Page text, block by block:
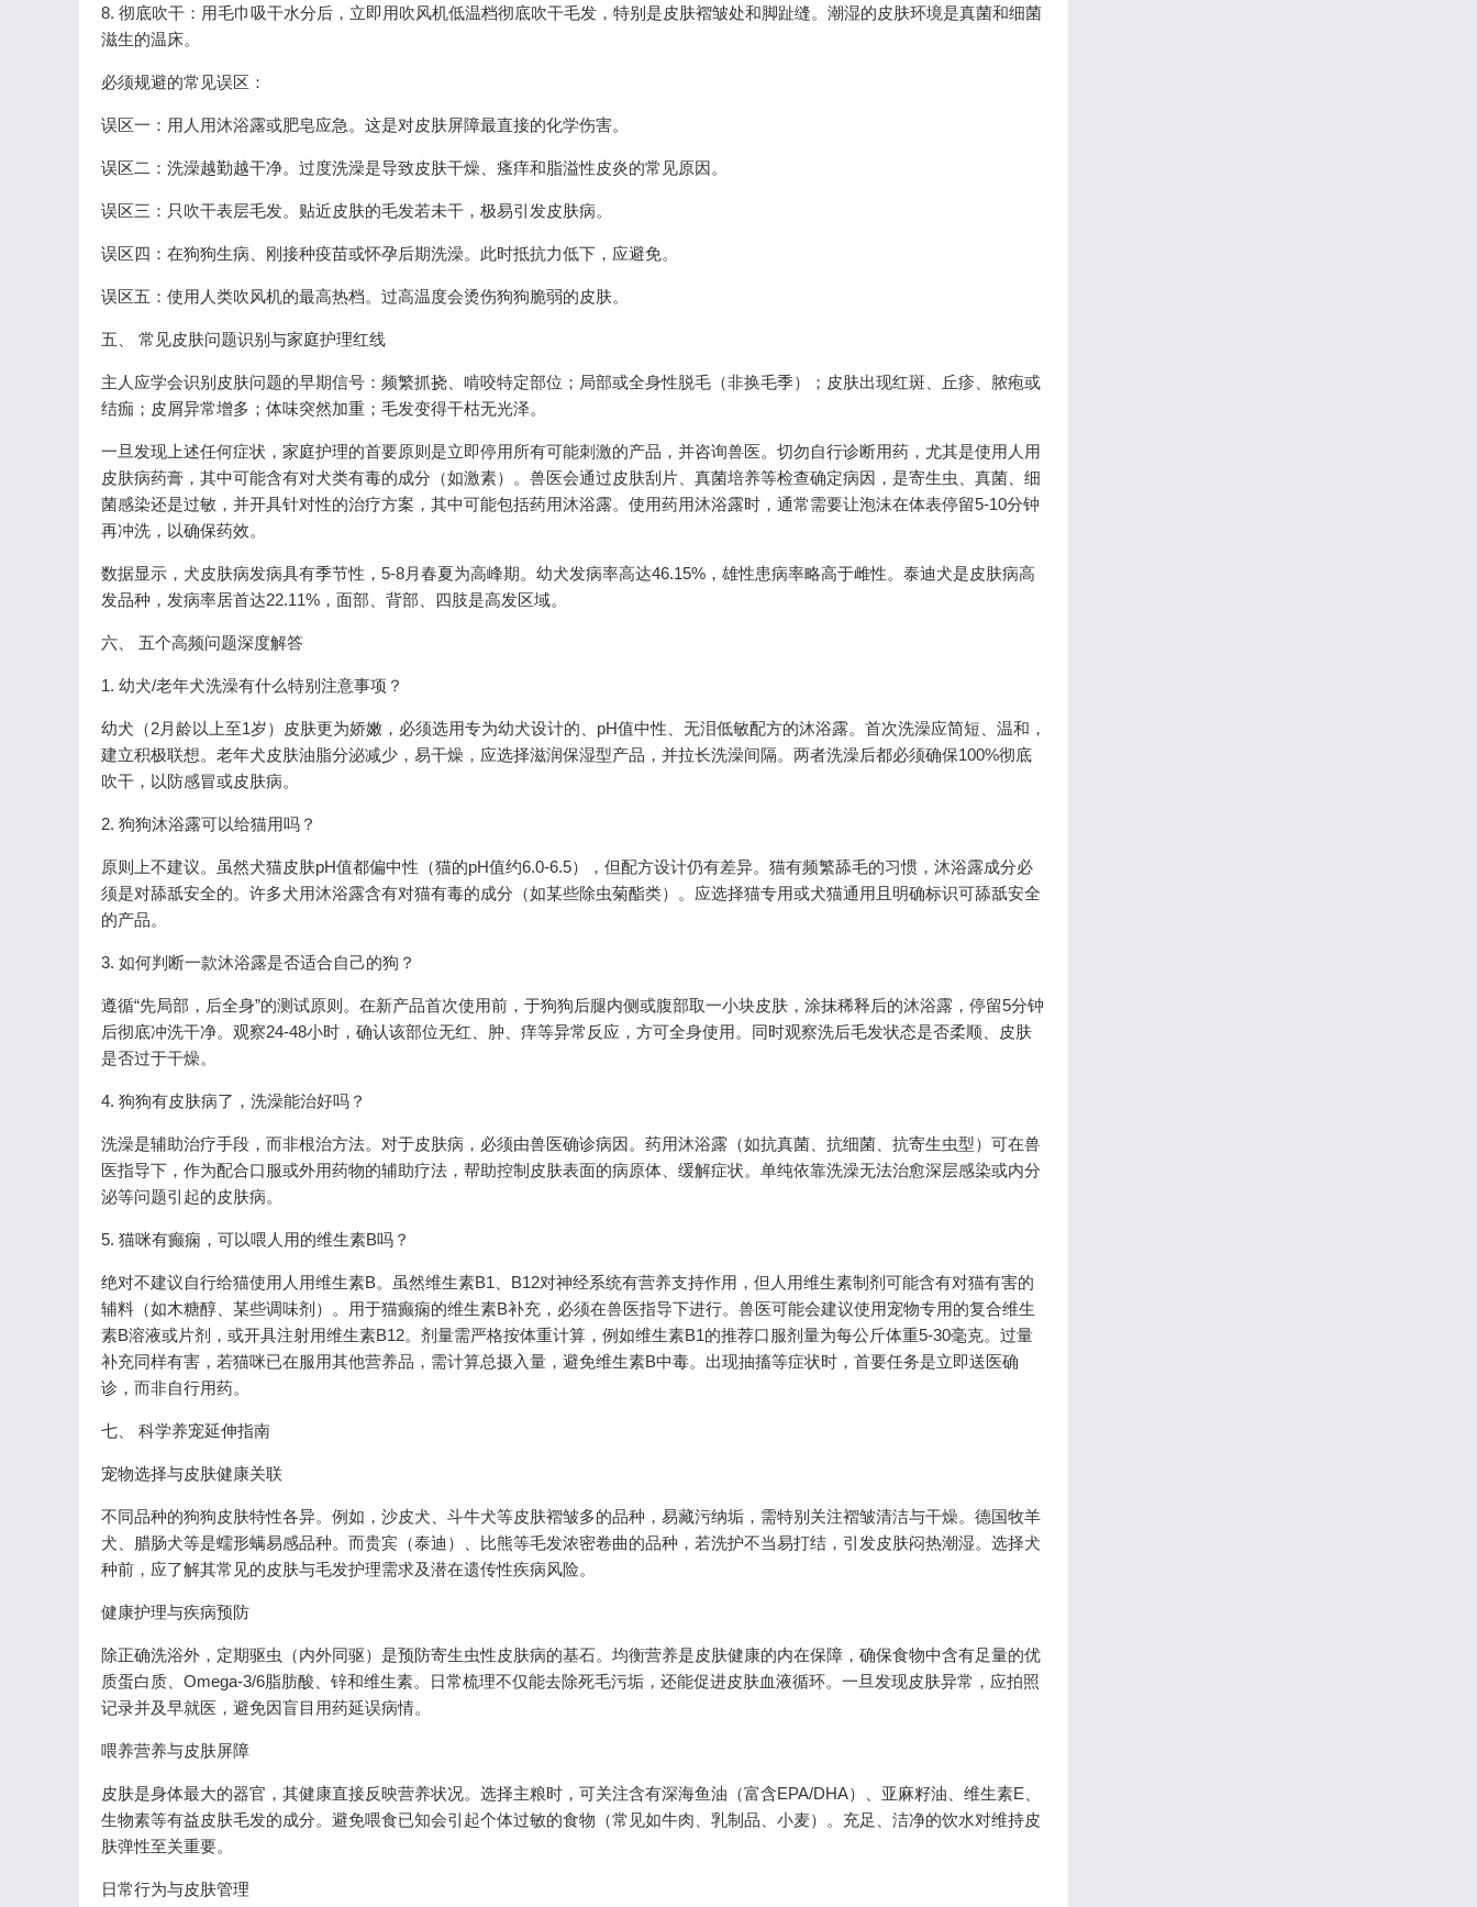
8. 彻底吹干：用毛巾吸干水分后，立即用吹风机低温档彻底吹干毛发，特别是皮肤褶皱处和脚趾缝。潮湿的皮肤环境是真菌和细菌
滋生的温床。
必须规避的常见误区：
误区一：用人用沐浴露或肥皂应急。这是对皮肤屏障最直接的化学伤害。
误区二：洗澡越勤越干净。过度洗澡是导致皮肤干燥、瘙痒和脂溢性皮炎的常见原因。
误区三：只吹干表层毛发。贴近皮肤的毛发若未干，极易引发皮肤病。
误区四：在狗狗生病、刚接种疫苗或怀孕后期洗澡。此时抵抗力低下，应避免。
误区五：使用人类吹风机的最高热档。过高温度会烫伤狗狗脆弱的皮肤。
五、 常见皮肤问题识别与家庭护理红线
主人应学会识别皮肤问题的早期信号：频繁抓挠、啃咬特定部位；局部或全身性脱毛（非换毛季）；皮肤出现红斑、丘疹、脓疱或
结痂；皮屑异常增多；体味突然加重；毛发变得干枯无光泽。
一旦发现上述任何症状，家庭护理的首要原则是立即停用所有可能刺激的产品，并咨询兽医。切勿自行诊断用药，尤其是使用人用
皮肤病药膏，其中可能含有对犬类有毒的成分（如激素）。兽医会通过皮肤刮片、真菌培养等检查确定病因，是寄生虫、真菌、细
菌感染还是过敏，并开具针对性的治疗方案，其中可能包括药用沐浴露。使用药用沐浴露时，通常需要让泡沫在体表停留5-10分钟
再冲洗，以确保药效。
数据显示，犬皮肤病发病具有季节性，5-8月春夏为高峰期。幼犬发病率高达46.15%，雄性患病率略高于雌性。泰迪犬是皮肤病高
发品种，发病率居首达22.11%，面部、背部、四肢是高发区域。
六、 五个高频问题深度解答
1. 幼犬/老年犬洗澡有什么特别注意事项？
幼犬（2月龄以上至1岁）皮肤更为娇嫩，必须选用专为幼犬设计的、pH值中性、无泪低敏配方的沐浴露。首次洗澡应简短、温和，
建立积极联想。老年犬皮肤油脂分泌减少，易干燥，应选择滋润保湿型产品，并拉长洗澡间隔。两者洗澡后都必须确保100%彻底
吹干，以防感冒或皮肤病。
2. 狗狗沐浴露可以给猫用吗？
原则上不建议。虽然犬猫皮肤pH值都偏中性（猫的pH值约6.0-6.5），但配方设计仍有差异。猫有频繁舔毛的习惯，沐浴露成分必
须是对舔舐安全的。许多犬用沐浴露含有对猫有毒的成分（如某些除虫菊酯类）。应选择猫专用或犬猫通用且明确标识可舔舐安全
的产品。
3. 如何判断一款沐浴露是否适合自己的狗？
遵循“先局部，后全身”的测试原则。在新产品首次使用前，于狗狗后腿内侧或腹部取一小块皮肤，涂抹稀释后的沐浴露，停留5分钟
后彻底冲洗干净。观察24-48小时，确认该部位无红、肿、痒等异常反应，方可全身使用。同时观察洗后毛发状态是否柔顺、皮肤
是否过于干燥。
4. 狗狗有皮肤病了，洗澡能治好吗？
洗澡是辅助治疗手段，而非根治方法。对于皮肤病，必须由兽医确诊病因。药用沐浴露（如抗真菌、抗细菌、抗寄生虫型）可在兽
医指导下，作为配合口服或外用药物的辅助疗法，帮助控制皮肤表面的病原体、缓解症状。单纯依靠洗澡无法治愈深层感染或内分
泌等问题引起的皮肤病。
5. 猫咪有癫痫，可以喂人用的维生素B吗？
绝对不建议自行给猫使用人用维生素B。虽然维生素B1、B12对神经系统有营养支持作用，但人用维生素制剂可能含有对猫有害的
辅料（如木糖醇、某些调味剂）。用于猫癫痫的维生素B补充，必须在兽医指导下进行。兽医可能会建议使用宠物专用的复合维生
素B溶液或片剂，或开具注射用维生素B12。剂量需严格按体重计算，例如维生素B1的推荐口服剂量为每公斤体重5-30毫克。过量
补充同样有害，若猫咪已在服用其他营养品，需计算总摄入量，避免维生素B中毒。出现抽搐等症状时，首要任务是立即送医确
诊，而非自行用药。
七、 科学养宠延伸指南
宠物选择与皮肤健康关联
不同品种的狗狗皮肤特性各异。例如，沙皮犬、斗牛犬等皮肤褶皱多的品种，易藏污纳垢，需特别关注褶皱清洁与干燥。德国牧羊
犬、腊肠犬等是蠕形螨易感品种。而贵宾（泰迪）、比熊等毛发浓密卷曲的品种，若洗护不当易打结，引发皮肤闷热潮湿。选择犬
种前，应了解其常见的皮肤与毛发护理需求及潜在遗传性疾病风险。
健康护理与疾病预防
除正确洗浴外，定期驱虫（内外同驱）是预防寄生虫性皮肤病的基石。均衡营养是皮肤健康的内在保障，确保食物中含有足量的优
质蛋白质、Omega-3/6脂肪酸、锌和维生素。日常梳理不仅能去除死毛污垢，还能促进皮肤血液循环。一旦发现皮肤异常，应拍照
记录并及早就医，避免因盲目用药延误病情。
喂养营养与皮肤屏障
皮肤是身体最大的器官，其健康直接反映营养状况。选择主粮时，可关注含有深海鱼油（富含EPA/DHA）、亚麻籽油、维生素E、
生物素等有益皮肤毛发的成分。避免喂食已知会引起个体过敏的食物（常见如牛肉、乳制品、小麦）。充足、洁净的饮水对维持皮
肤弹性至关重要。
日常行为与皮肤管理